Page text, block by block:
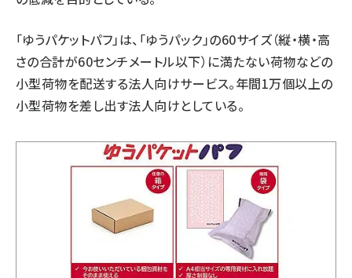
「ゆうパケットパフ」は、「ゆうパック」の60サイズ（縦・横・高
さの合計が60センチメートル以下）に満たない荷物などの
小型荷物を配送する法人向けサービス。年間1万個以上の
小型荷物を差し出す法人向けとしている。